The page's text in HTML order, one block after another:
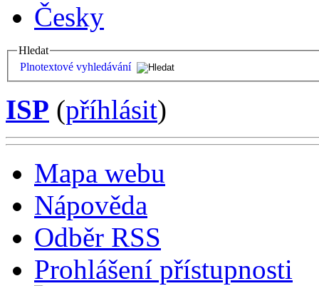
Česky
Hledat
Plnotextové vyhledávání
ISP (příhlásit)
Mapa webu
Nápověda
Odběr RSS
Prohlášení přístupnosti